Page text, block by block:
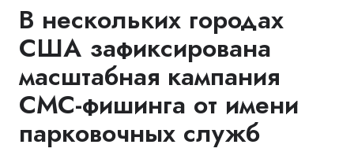
В нескольких городах
США зафиксирована
масштабная кампания
СМС-фишинга от имени
парковочных служб